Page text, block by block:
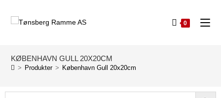
0
KØBENHAVN GULL 20X20CM
> Produkter > København Gull 20x20cm